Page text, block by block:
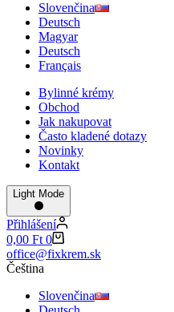
Slovenčina
Deutsch
Magyar
Deutsch
Français
Bylinné krémy
Obchod
Jak nakupovat
Často kladené dotazy
Novinky
Kontakt
Light Mode
Přihlášení
Shopping
cart
0,00 Ft 0
office@fixkrem.sk
Čeština
Slovenčina